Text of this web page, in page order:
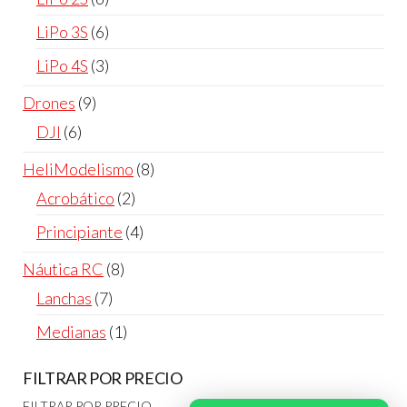
productos
LiPo 3S 66
productos
LiPo 4S 33
Drones 99
DJI 66
HeliModelismo 88
Acrobático 22
productos
Principiante 44
Náutica RC 88
Lanchas 77
productos
Medianas 11
FILTRAR POR PRECIO